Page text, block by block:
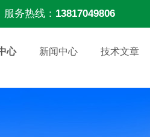
服务热线： 13817049806
心 新闻中心 技术文章